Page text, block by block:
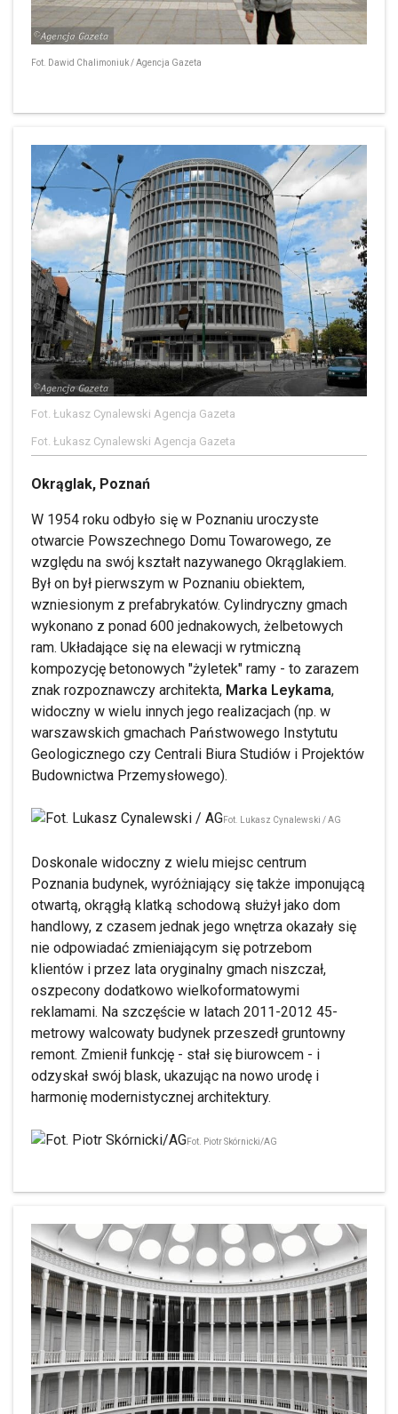
Fot. Dawid Chalimoniuk / Agencja Gazeta
Fot. Łukasz Cynalewski Agencja Gazeta
Fot. Łukasz Cynalewski Agencja Gazeta
Okrąglak, Poznań
W 1954 roku odbyło się w Poznaniu uroczyste
otwarcie Powszechnego Domu Towarowego, ze
względu na swój kształt nazywanego Okrąglakiem.
Był on był pierwszym w Poznaniu obiektem,
wzniesionym z prefabrykatów. Cylindryczny gmach
wykonano z ponad 600 jednakowych, żelbetowych
ram. Układające się na elewacji w rytmiczną
kompozycję betonowych "żyletek" ramy - to zarazem
znak rozpoznawczy architekta, Marka Leykama,
widoczny w wielu innych jego realizacjach (np. w
warszawskich gmachach Państwowego Instytutu
Geologicznego czy Centrali Biura Studiów i Projektów
Budownictwa Przemysłowego).
Fot. Lukasz Cynalewski / AG
Doskonale widoczny z wielu miejsc centrum
Poznania budynek, wyróżniający się także imponującą
otwartą, okrągłą klatką schodową służył jako dom
handlowy, z czasem jednak jego wnętrza okazały się
nie odpowiadać zmieniającym się potrzebom
klientów i przez lata oryginalny gmach niszczał,
oszpecony dodatkowo wielkoformatowymi
reklamami. Na szczęście w latach 2011-2012 45-
metrowy walcowaty budynek przeszedł gruntowny
remont. Zmienił funkcję - stał się biurowcem - i
odzyskał swój blask, ukazując na nowo urodę i
harmonię modernistycznej architektury.
Fot. Piotr Skórnicki/AG